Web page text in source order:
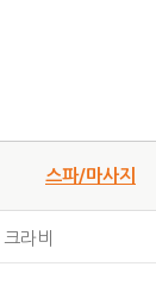
스파/마사지
크라비